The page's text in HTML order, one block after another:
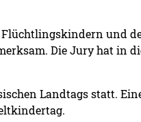
und
Die Jury hat in
Landtags statt.